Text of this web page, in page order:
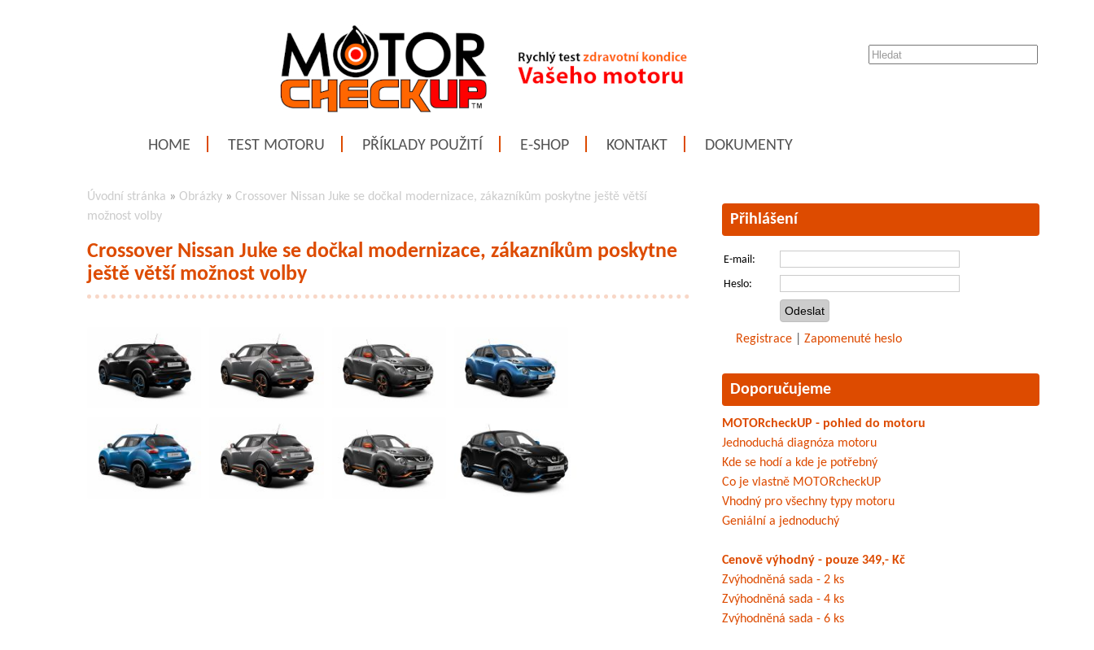
HOME TEST MOTORU PŘÍKLADY POUŽITÍ E-SHOP KONTAKT DOKUMENTY
Úvodní stránka » Obrázky » Crossover Nissan Juke se dočkal modernizace, zákazníkům poskytne ještě větší
možnost volby
Crossover Nissan Juke se dočkal modernizace, zákazníkům poskytne
ještě větší možnost volby
Přihlášení
E-mail:
Heslo:
Registrace Zapomenuté heslo
Doporučujeme
MOTORcheckUP - pohled do motoru
Jednoduchá diagnóza motoru
Kde se hodí a kde je potřebný
Co je vlastně MOTORcheckUP
Vhodný pro všechny typy motoru
Geniální a jednoduchý
Cenově výhodný - pouze 349,- Kč
Zvýhodněná sada - 2 ks
Zvýhodněná sada - 4 ks
Zvýhodněná sada - 6 ks